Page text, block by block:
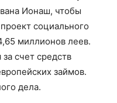
Ионаш, чтобы
социального
миллионов леев.
счет средств
займов.
дела.